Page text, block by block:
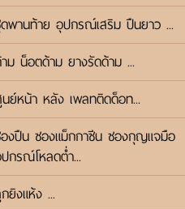
เข้าสู่ระบบ
แจ้งชำระเงิน
ต่อเรา
พานท้าย อุปกรณ์เสริม ปืนยาว ...
ม น็อตด้าม ยางรัดด้าม ...
ย์หน้า หลัง เพลทติดด็อท...
งปืน ซองแม็กกาซีน ซองกุญแจมือ
กรณ์โหลดต่ำ...
ยิงแห้ง ...